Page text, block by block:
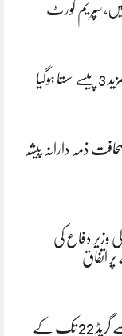
سپریم کورٹ
ذمہ دارانہ پیشہ
وزیر دفاع کی
اتفاق
اسلام آباد ہائیکورٹ، گریڈ 17 سے گریڈ 22 تک کے